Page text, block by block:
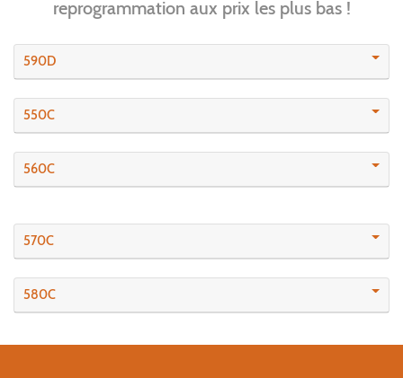
reprogrammation aux prix les plus bas !
590D
550C
560C
570C
580C